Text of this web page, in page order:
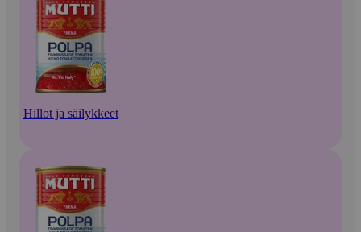
Hillot ja säilykkeet